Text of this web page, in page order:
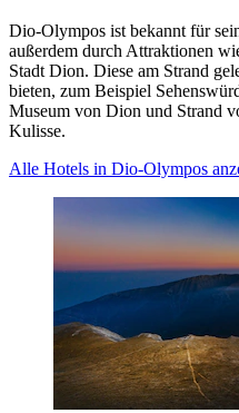
Dio-Olympos ist bekannt für
außerdem durch Attraktionen
Stadt Dion. Diese am Strand
bieten, zum Beispiel
Museum von Dion und Strand
Kulisse.
Alle Hotels in Dio-Olympos